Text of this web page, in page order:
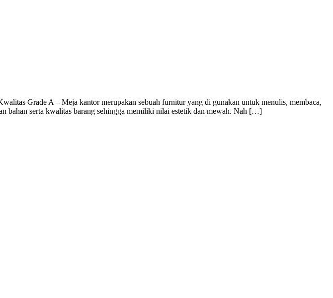
Grade A – Meja kantor merupakan sebuah furnitur yang di gunakan untuk menulis, membaca,
bahan serta kwalitas barang sehingga memiliki nilai estetik dan mewah. Nah […]